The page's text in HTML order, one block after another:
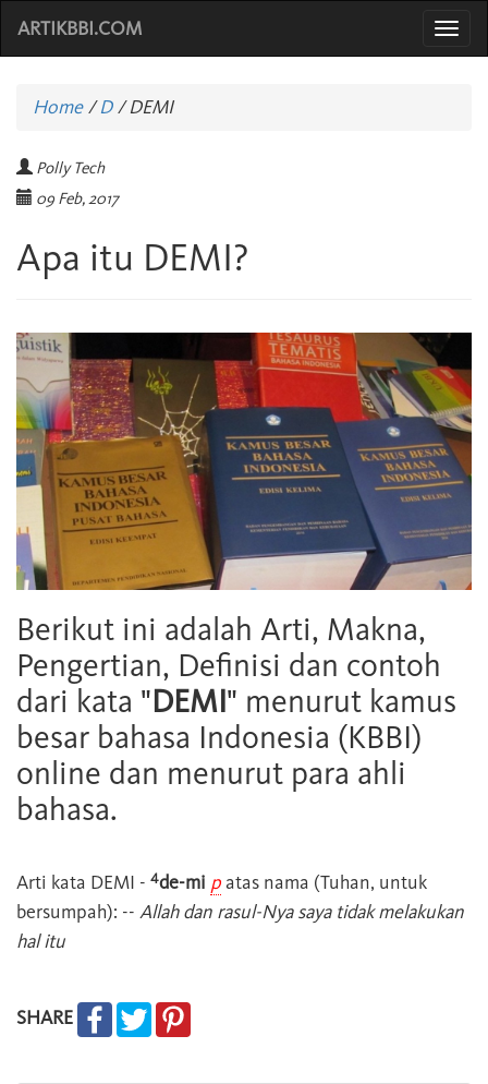
ARTIKBBI.COM
Home/D /DEMI
Polly Tech
09 Feb, 2017
Apa itu DEMI?
Berikut ini adalah Arti, Makna,
Pengertian, Definisi dan contoh
dari kata "DEMI" menurut kamus
besar bahasa Indonesia (KBBI)
online dan menurut para ahli
bahasa.
Arti kata DEMI - 4de-mi patas nama (Tuhan, untuk
bersumpah): -- Allah dan rasul-Nya saya tidak melakukan
hal itu
SHARE